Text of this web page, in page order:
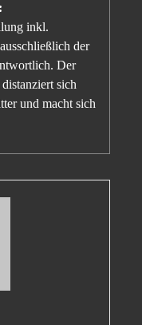
inkl.
der
Der
sich
und macht sich